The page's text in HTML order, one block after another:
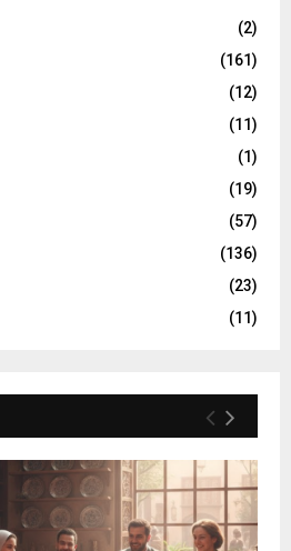
(2)
(161)
(12)
(11)
(1)
(19)
(57)
(136)
(23)
(11)